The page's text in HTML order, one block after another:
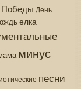
День
елка
минус
песни